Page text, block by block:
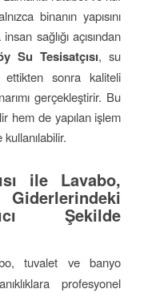
binanın yapısını
sağlığı açısından
Su Tesisatçısı, su
ettikten sonra kaliteli
gerçekleştirir. Bu
hem de yapılan işlem
ile Lavabo,
Şekilde
tuvalet ve banyo
profesyonel